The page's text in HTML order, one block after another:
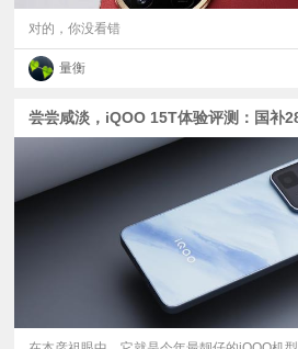
对的，你没看错
量衡